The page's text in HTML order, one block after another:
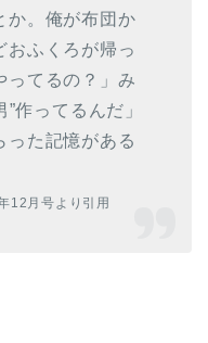
か。俺が布団か
おふくろが帰っ
ってるの？」み
作ってるんだ」
った記憶がある
12月号より引用